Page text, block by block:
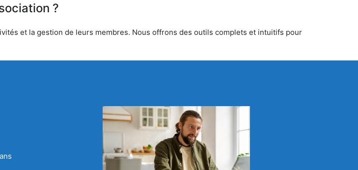
?
et la gestion de leurs membres. Nous offrons des outils complets et intuitifs pour